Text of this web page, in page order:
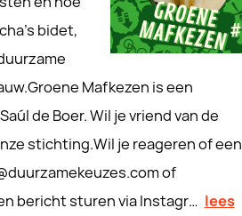
bidet,
Mafkezen is een
de Boer. Wil je vriend van de
stichting.Wil je reageren of een
of
bericht sturen via Instagr… lees